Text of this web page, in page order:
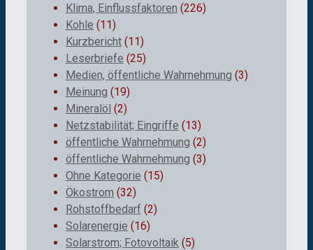
Klima, Einflussfaktoren (226)
Kohle (11)
Kurzbericht (11)
Leserbriefe (25)
Medien, öffentliche Wahrnehmung (3)
Meinung (19)
Mineralöl (2)
Netzstabilität; Eingriffe (13)
öffentliche Wahrnehmung (2)
öffentliche Wahrnehmung (3)
Ohne Kategorie (15)
Ökostrom (32)
Rohstoffbedarf (2)
Solarenergie (16)
Solarstrom; Fotovoltaik (5)